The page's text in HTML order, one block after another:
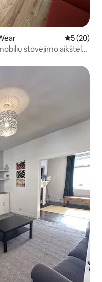
Vidutinis
5 (20)
stovėjimo aikštelė-